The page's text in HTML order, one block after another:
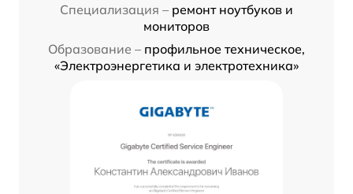
Специализация – ремонт ноутбуков и
мониторов
Образование – профильное техническое,
«Электроэнергетика и электротехника»